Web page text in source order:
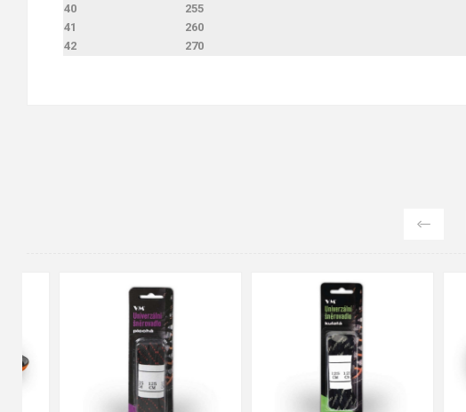
40
255
41
260
42
270
125cm 155cm 39
44 45
48